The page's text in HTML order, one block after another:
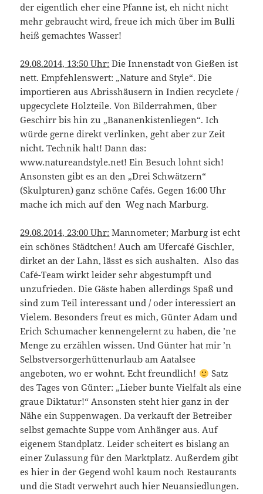
der eigentlich eher eine Pfanne ist, eh nicht nicht
mehr gebraucht wird, freue ich mich über im Bulli
heiß gemachtes Wasser!
29.08.2014, 13:50 Uhr: Die Innenstadt von Gießen ist
nett. Empfehlenswert: „Nature and Style“. Die
importieren aus Abrisshäusern in Indien recyclete /
upgecyclete Holzteile. Von Bilderrahmen, über
Geschirr bis hin zu „Bananenkistenliegen“. Ich
würde gerne direkt verlinken, geht aber zur Zeit
nicht. Technik halt! Dann das:
www.natureandstyle.net! Ein Besuch lohnt sich!
Ansonsten gibt es an den „Drei Schwätzern“
(Skulpturen) ganz schöne Cafés. Gegen 16:00 Uhr
mache ich mich auf den Weg nach Marburg.
29.08.2014, 23:00 Uhr: Mannometer; Marburg ist echt
ein schönes Städtchen! Auch am Ufercafé Gischler,
dirket an der Lahn, lässt es sich aushalten. Also das
Café-Team wirkt leider sehr abgestumpft und
unzufrieden. Die Gäste haben allerdings Spaß und
sind zum Teil interessant und / oder interessiert an
Vielem. Besonders freut es mich, Günter Adam und
Erich Schumacher kennengelernt zu haben, die ’ne
Menge zu erzählen wissen. Und Günter hat mir ’n
Selbstversorgerhüttenurlaub am Aatalsee
angeboten, wo er wohnt. Echt freundlich!
Satz
des Tages von Günter: „Lieber bunte Vielfalt als eine
graue Diktatur!“ Ansonsten steht hier ganz in der
Nähe ein Suppenwagen. Da verkauft der Betreiber
selbst gemachte Suppe vom Anhänger aus. Auf
eigenem Standplatz. Leider scheitert es bislang an
einer Zulassung für den Marktplatz. Außerdem gibt
es hier in der Gegend wohl kaum noch Restaurants
und die Stadt verwehrt auch hier Neuansiedlungen.